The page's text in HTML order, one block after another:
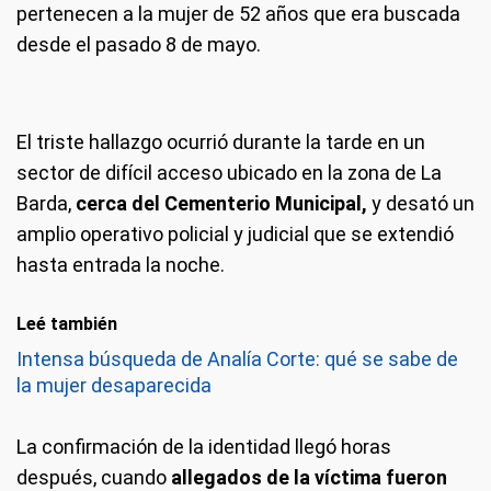
pertenecen a la mujer de 52 años que era buscada
desde el pasado 8 de mayo.
El triste hallazgo ocurrió durante la tarde en un
sector de difícil acceso ubicado en la zona de La
Barda, cerca del Cementerio Municipal, y desató un
amplio operativo policial y judicial que se extendió
hasta entrada la noche.
Leé también
Intensa búsqueda de Analía Corte: qué se sabe de
la mujer desaparecida
La confirmación de la identidad llegó horas
después, cuando allegados de la víctima fueron